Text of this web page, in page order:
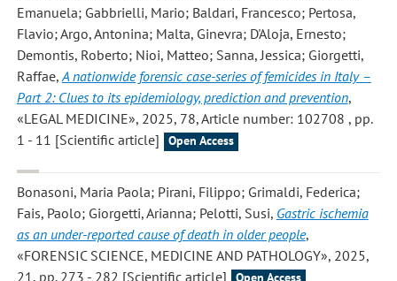
Emanuela; Gabbrielli, Mario; Baldari, Francesco; Pertosa,
Flavio; Argo, Antonina; Malta, Ginevra; D'Aloja, Ernesto;
Demontis, Roberto; Nioi, Matteo; Sanna, Jessica; Giorgetti,
Raffae,A nationwide forensic case-series of femicides in Italy –
Part 2: Clues to its epidemiology, prediction and prevention,
«LEGAL MEDICINE», 2025, 78, Article number: 102708 , pp.
1 - 11 [Scientific article]
Open Access
Bonasoni, Maria Paola; Pirani, Filippo; Grimaldi, Federica;
Fais, Paolo; Giorgetti, Arianna; Pelotti, Susi, Gastric ischemia
as an under-reported cause of death in older people,
«FORENSIC SCIENCE, MEDICINE AND PATHOLOGY», 2025,
21, pp. 273 - 282 [Scientific article]
Open Access